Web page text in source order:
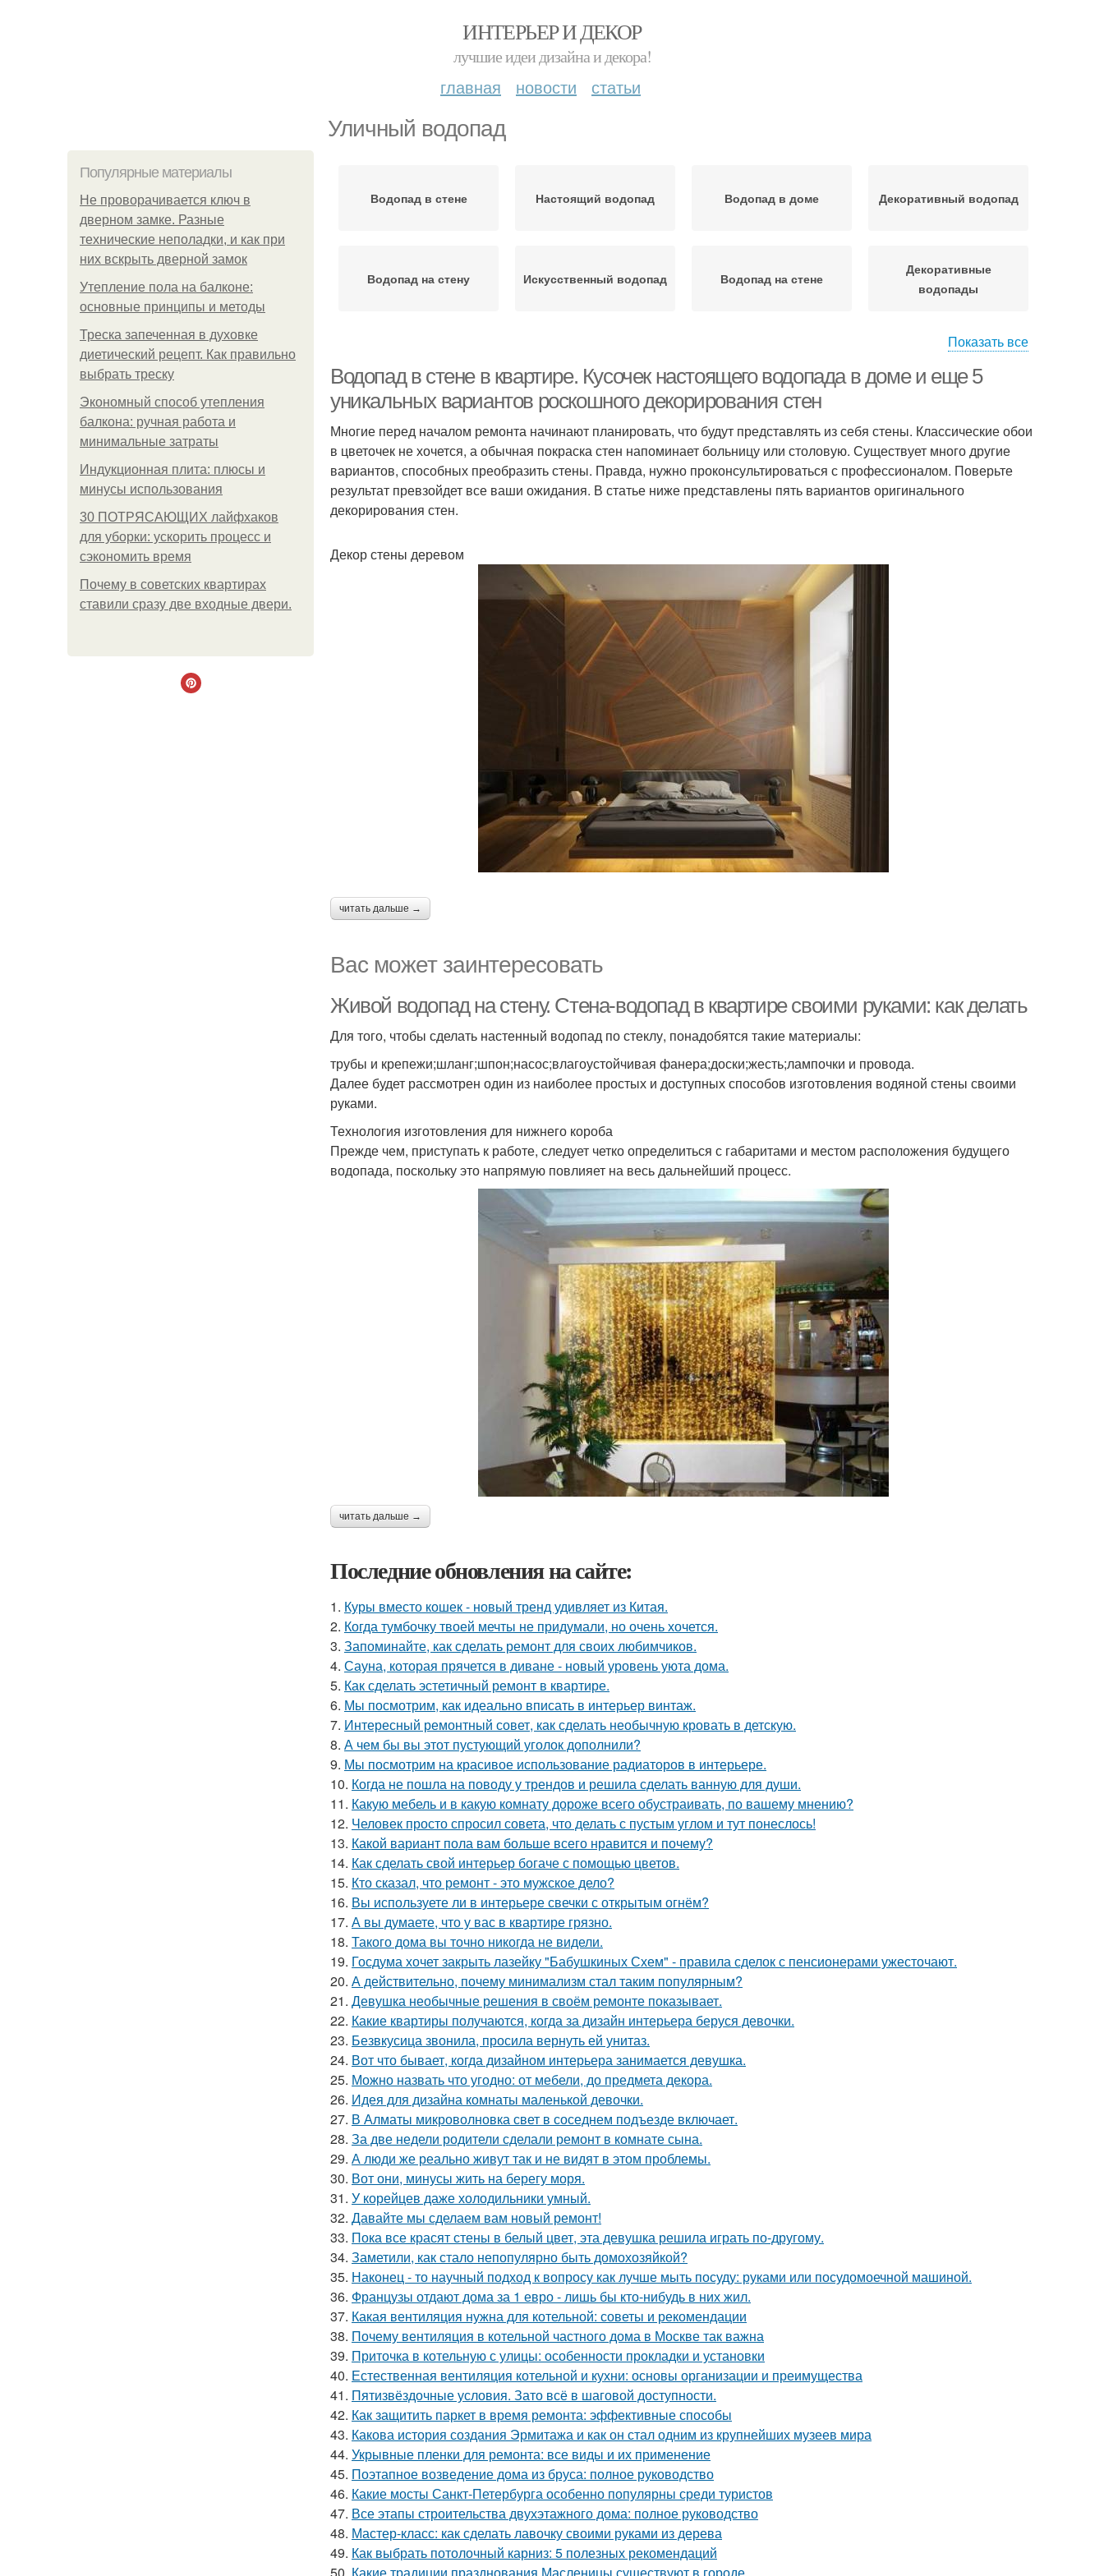
ИНТЕРЬЕР И ДЕКОР
лучшие идеи дизайна и декора!
главная новости статьи
Уличный водопад
Популярные материалы
Не проворачивается ключ в
дверном замке. Разные
технические неполадки, и как при
них вскрыть дверной замок
Утепление пола на балконе:
основные принципы и методы
Треска запеченная в духовке
диетический рецепт. Как правильно
выбрать треску
Экономный способ утепления
балкона: ручная работа и
минимальные затраты
Индукционная плита: плюсы и
минусы использования
30 ПОТРЯСАЮЩИХ лайфхаков
для уборки: ускорить процесс и
сэкономить время
Почему в советских квартирах
ставили сразу две входные двери.
Водопад в стене Настоящий водопад Водопад в доме Декоративный водопад
Водопад на стену Искусственный водопад Водопад на стене
Декоративные
водопады
Показать все
Водопад в стене в квартире. Кусочек настоящего водопада в доме и еще 5
уникальных вариантов роскошного декорирования стен
Многие перед началом ремонта начинают планировать, что будут представлять из себя стены. Классические обои
в цветочек не хочется, а обычная покраска стен напоминает больницу или столовую. Существует много другие
вариантов, способных преобразить стены. Правда, нужно проконсультироваться с профессионалом. Поверьте
результат превзойдет все ваши ожидания. В статье ниже представлены пять вариантов оригинального
декорирования стен.
Декор стены деревом
читать дальше →
Вас может заинтересовать
Живой водопад на стену. Стена-водопад в квартире своими руками: как делать
Для того, чтобы сделать настенный водопад по стеклу, понадобятся такие материалы:
трубы и крепежи;шланг;шпон;насос;влагоустойчивая фанера;доски;жесть;лампочки и провода.
Далее будет рассмотрен один из наиболее простых и доступных способов изготовления водяной стены своими
руками.
Технология изготовления для нижнего короба
Прежде чем, приступать к работе, следует четко определиться с габаритами и местом расположения будущего
водопада, поскольку это напрямую повлияет на весь дальнейший процесс.
читать дальше →
Последние обновления на сайте:
1. Куры вместо кошек - новый тренд удивляет из Китая.
2. Когда тумбочку твоей мечты не придумали, но очень хочется.
3. Запоминайте, как сделать ремонт для своих любимчиков.
4. Сауна, которая прячется в диване - новый уровень уюта дома.
5. Как сделать эстетичный ремонт в квартире.
6. Мы посмотрим, как идеально вписать в интерьер винтаж.
7. Интересный ремонтный совет, как сделать необычную кровать в детскую.
8. А чем бы вы этот пустующий уголок дополнили?
9. Мы посмотрим на красивое использование радиаторов в интерьере.
10. Когда не пошла на поводу у трендов и решила сделать ванную для души.
11. Какую мебель и в какую комнату дороже всего обустраивать, по вашему мнению?
12. Человек просто спросил совета, что делать с пустым углом и тут понеслось!
13. Какой вариант пола вам больше всего нравится и почему?
14. Как сделать свой интерьер богаче с помощью цветов.
15. Кто сказал, что ремонт - это мужское дело?
16. Вы используете ли в интерьере свечки с открытым огнём?
17. А вы думаете, что у вас в квартире грязно.
18. Такого дома вы точно никогда не видели.
19. Госдума хочет закрыть лазейку "Бабушкиных Схем" - правила сделок с пенсионерами ужесточают.
20. А действительно, почему минимализм стал таким популярным?
21. Девушка необычные решения в своём ремонте показывает.
22. Какие квартиры получаются, когда за дизайн интерьера беруся девочки.
23. Безвкусица звонила, просила вернуть ей унитаз.
24. Вот что бывает, когда дизайном интерьера занимается девушка.
25. Можно назвать что угодно: от мебели, до предмета декора.
26. Идея для дизайна комнаты маленькой девочки.
27. В Алматы микроволновка свет в соседнем подъезде включает.
28. За две недели родители сделали ремонт в комнате сына.
29. А люди же реально живут так и не видят в этом проблемы.
30. Вот они, минусы жить на берегу моря.
31. У корейцев даже холодильники умный.
32. Давайте мы сделаем вам новый ремонт!
33. Пока все красят стены в белый цвет, эта девушка решила играть по-другому.
34. Заметили, как стало непопулярно быть домохозяйкой?
35. Наконец - то научный подход к вопросу как лучше мыть посуду: руками или посудомоечной машиной.
36. Французы отдают дома за 1 евро - лишь бы кто-нибудь в них жил.
37. Какая вентиляция нужна для котельной: советы и рекомендации
38. Почему вентиляция в котельной частного дома в Москве так важна
39. Приточка в котельную с улицы: особенности прокладки и установки
40. Естественная вентиляция котельной и кухни: основы организации и преимущества
41. Пятизвёздочные условия. Зато всё в шаговой доступности.
42. Как защитить паркет в время ремонта: эффективные способы
43. Какова история создания Эрмитажа и как он стал одним из крупнейших музеев мира
44. Укрывные пленки для ремонта: все виды и их применение
45. Поэтапное возведение дома из бруса: полное руководство
46. Какие мосты Санкт-Петербурга особенно популярны среди туристов
47. Все этапы строительства двухэтажного дома: полное руководство
48. Мастер-класс: как сделать лавочку своими руками из дерева
49. Как выбрать потолочный карниз: 5 полезных рекомендаций